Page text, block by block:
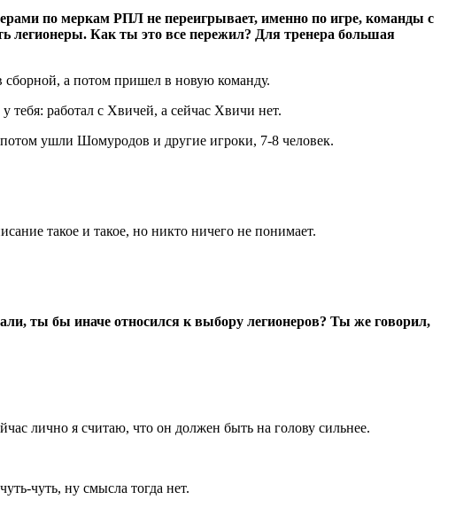
по меркам РПЛ не переигрывает, именно по игре, команды с
легионеры. Как ты это все пережил? Для тренера большая
сборной, а потом пришел в новую команду.
тебя: работал с Хвичей, а сейчас Хвичи нет.
ушли Шомуродов и другие игроки, 7-8 человек.
такое и такое, но никто ничего не понимает.
ты бы иначе относился к выбору легионеров? Ты же говорил,
лично я считаю, что он должен быть на голову сильнее.
чуть, ну смысла тогда нет.